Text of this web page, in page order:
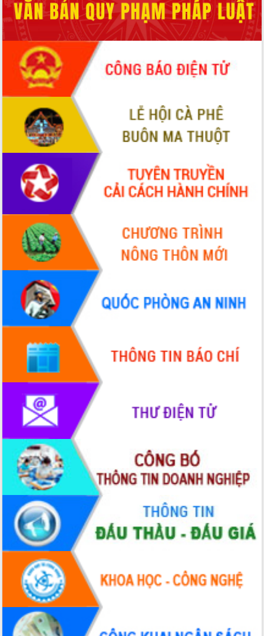
VIDEO
Không có file video nào để phát.
ALBUM ẢNH
LIÊN KẾT WEB